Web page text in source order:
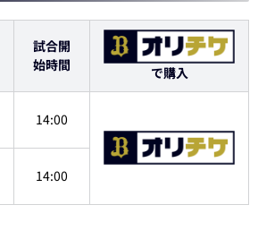
試合開
始時間
で購入
14:00
14:00